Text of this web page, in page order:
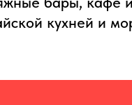
кухней и